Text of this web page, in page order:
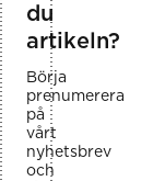
du
artikeln?
Börja
prenumerera
på
vårt
nyhetsbrev
och